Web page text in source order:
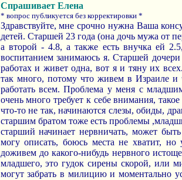
Спрашивает Елена
* вопрос публикуется без корректировки *
Здравствуйте, мне срочно нужна Ваша
детей. Старшей 23 года (она дочь мужа от
а второй - 4.8, а также есть внучка ей
воспитанием занимаюсь я. Старшей дочери
работах и живет одна, вот я и тяну их
так много, потому что живем в Израиле и
работать всем. Проблема у меня с
очень много требует к себе внимания,
что-то не так, начинаются слезы, обиды,
старшим братом тоже есть проблемы
старший начинает нервничать, может
могу описать, боюсь места не хватит,
доживем до какого-нибудь нервного
младшего, это гудок сирены скорой, или
могут забрать в милицию и моментально